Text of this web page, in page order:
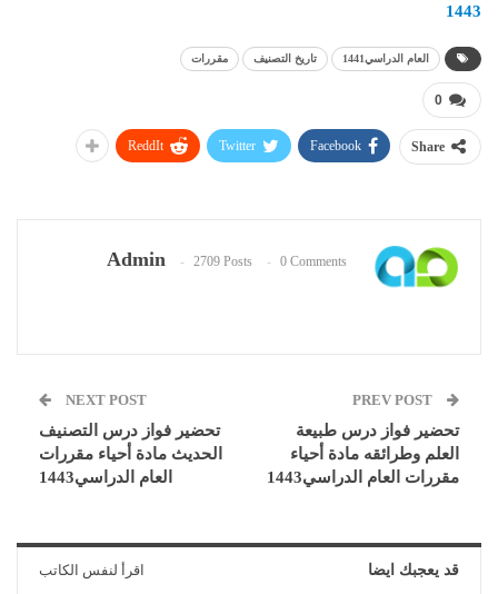
1443
العام الدراسي1441 تاريخ التصنيف مقررات
0
Share
Facebook
Twitter
ReddIt
Admin 2709 Posts 0 Comments
تحضير فواز درس طبيعة
العلم وطرائقه مادة أحياء
مقررات العام الدراسي1443
NEXT POST
تحضير فواز درس التصنيف
الحديث مادة أحياء مقررات
العام الدراسي1443
قد يعجبك ايضا اقرأ لنفس الكاتب